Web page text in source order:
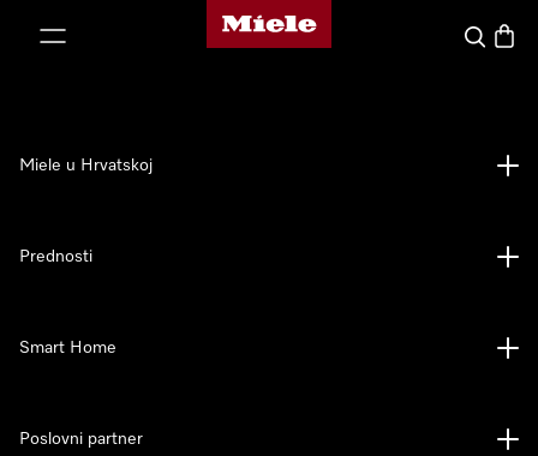
Miele početna stranica
Pretraga
Miele u Hrvatskoj
Prednosti
Smart Home
Poslovni partner